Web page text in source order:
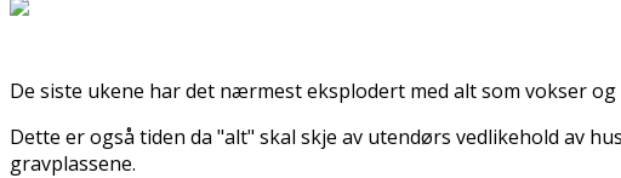
De siste ukene har det nærmest eksplodert med alt som vokser
Dette er også tiden da "alt" skal skje av utendørs vedlikehold av
gravplassene.